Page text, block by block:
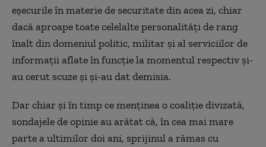
eșecurile în materie de securitate din acea zi, chiar
dacă aproape toate celelalte personalități de rang
înalt din domeniul politic, militar și al serviciilor de
informații aflate în funcție la momentul respectiv și-
au cerut scuze și și-au dat demisia.
Dar chiar și în timp ce menținea o coaliție divizată,
sondajele de opinie au arătat că, în cea mai mare
parte a ultimilor doi ani, sprijinul a rămas cu